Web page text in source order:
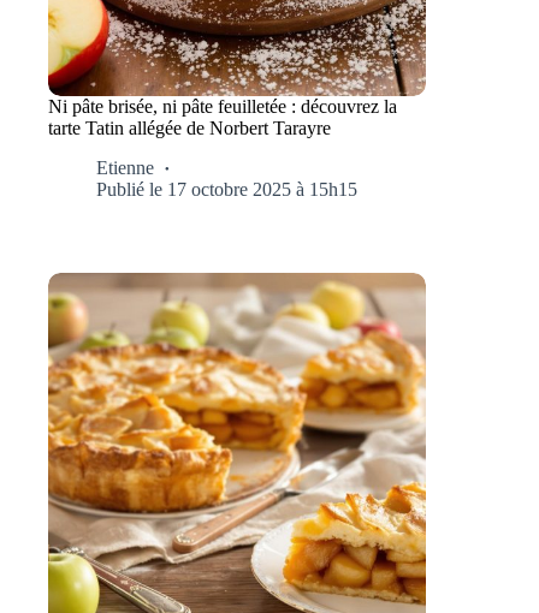
Ni pâte brisée, ni pâte feuilletée : découvrez la
tarte Tatin allégée de Norbert Tarayre
Etienne
Publié le 17 octobre 2025 à 15h15